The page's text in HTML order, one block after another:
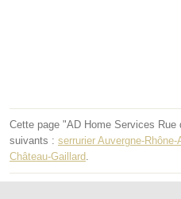
Cette page "AD Home Services
suivants : serrurier Auvergne-Rhône-
Château-Gaillard